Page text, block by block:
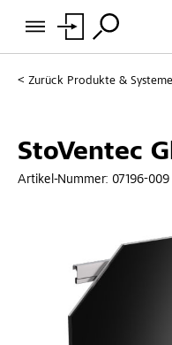
Zurück Produkte & Systeme
StoVentec
Artikel-Nummer: 07196-009